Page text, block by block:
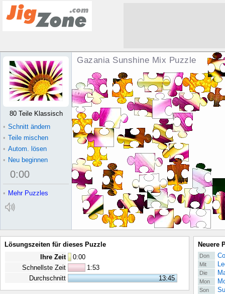
Gazania Sunshine Mix Puzzle
80 Teile Klassisch
• Schnitt ändern
• Teile mischen
• Autom. lösen
• Neu beginnen
0:00
• Mehr Puzzles
Lösungszeiten für dieses Puzzle
Ihre Zeit
0:00
Schnellste Zeit
1:53
Durchschnitt
13:45
Neuere
Don
Mit
Die
Mon
Son